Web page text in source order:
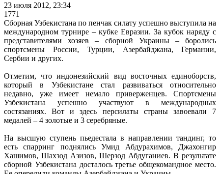
23 июля 2012, 23:34
1771
Сборная Узбекистана по пенчак силату успешно выступила на
международном турнире – кубке Евразии. За кубок наряду с
представителями хозяев – сборной Украины – боролись
спортсмены России, Турции, Азербайджана, Германии,
Сербии и других.
Отметим, что индонезийский вид восточных единоборств,
который в Узбекистане стал развиваться относительно
недавно, уже имеет немало приверженцев. Спортсмены
Узбекистана успешно участвуют в международных
состязаниях. Вот и здесь персилаты страны завоевали 7
медалей – 4 золотые и 3 серебряные.
На высшую ступень пьедестала в направлении тандинг, то
есть спарринг поднялись Умид Абдурахимов, Джахонгир
Хашимов, Шахзод Азизов, Шерзод Абдуганиев. В результате
сборной Узбекистана досталось третье общекомандное место.